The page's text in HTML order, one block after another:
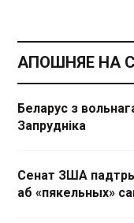
АПОШНЯЕ НА
Беларус з
Запрудніка
Сенат ЗША
аб «пякельных»